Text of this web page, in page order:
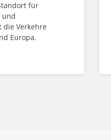
für
und
die Verkehre
Europa.